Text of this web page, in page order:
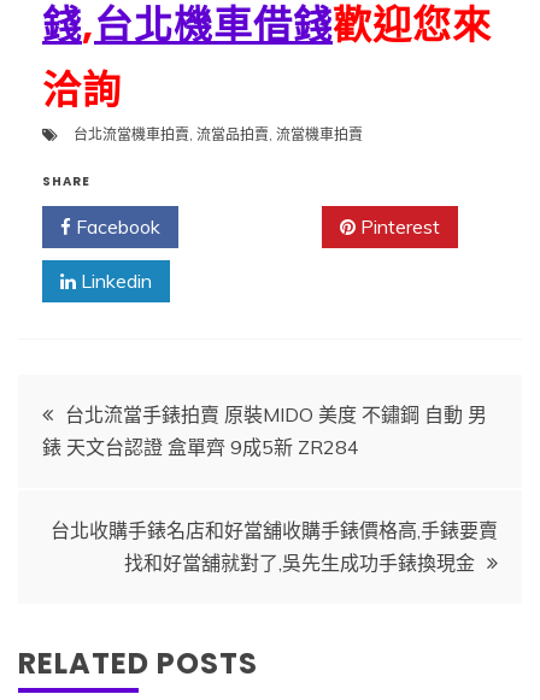
錢,台北機車借錢歡迎您來
洽詢
台北流當機車拍賣, 流當品拍賣, 流當機車拍賣
SHARE
Facebook Pinterest
Linkedin
文
章
導
台北流當手錶拍賣 原裝MIDO 美度 不鏽鋼 自動 男
錶 天文台認證 盒單齊 9成5新 ZR284
台北收購手錶名店和好當舖收購手錶價格高,手錶要賣
找和好當舖就對了,吳先生成功手錶換現金
RELATED POSTS